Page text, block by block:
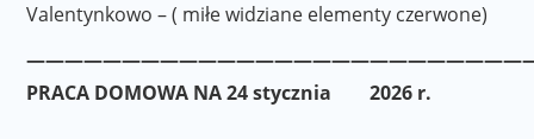
Valentynkowo – ( miłe widziane elementy czerwone)
PRACA DOMOWA NA 24 stycznia 2026 r.